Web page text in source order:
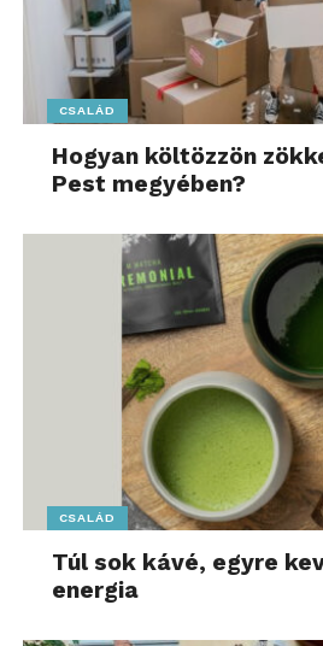
CSALÁD
Hogyan költözzön
Pest megyében?
CSALÁD
Túl sok kávé, egyre
energia